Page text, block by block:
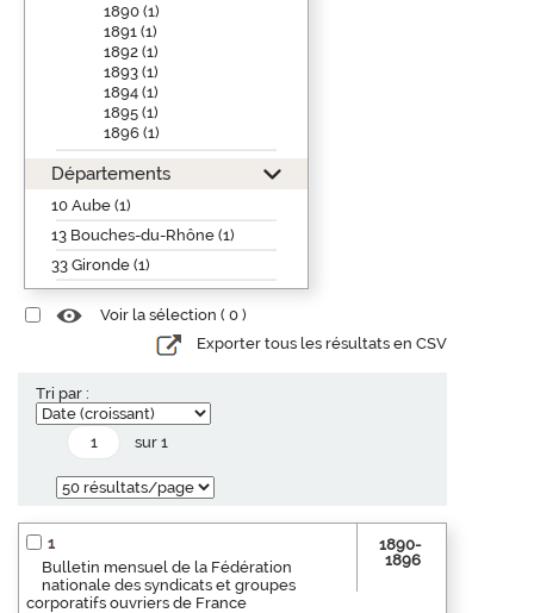
1890 (1)
1891 (1)
1892 (1)
1893 (1)
1894 (1)
1895 (1)
1896 (1)
Départements
10 Aube (1)
13 Bouches-du-Rhône (1)
33 Gironde (1)
Voir la sélection ( 0 )
Exporter tous les résultats en CSV
Tri par :
sur 1
1
Bulletin mensuel de la Fédération
nationale des syndicats et groupes
corporatifs ouvriers de France
1890-
1896